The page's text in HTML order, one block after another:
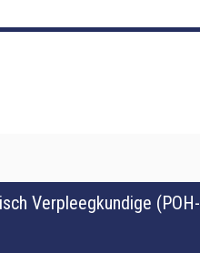
Verpleegkundige (POH-